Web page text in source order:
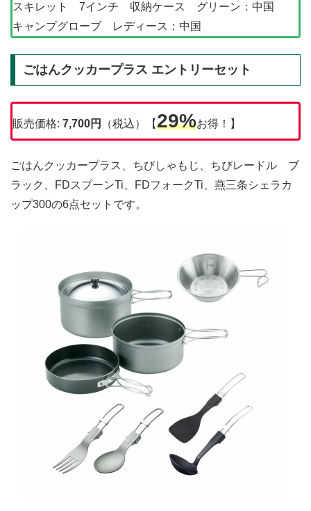
スキレット 7インチ 収納ケース グリーン：中国
キャンプグローブ レディース：中国
ごはんクッカープラス エントリーセット
販売価格: 7,700円 （税込）【29%お得！】
ごはんクッカープラス、ちびしゃもじ、ちびレードル ブ
ラック、FDスプーンTi、FDフォークTi、燕三条シェラカ
ップ300の6点セットです。